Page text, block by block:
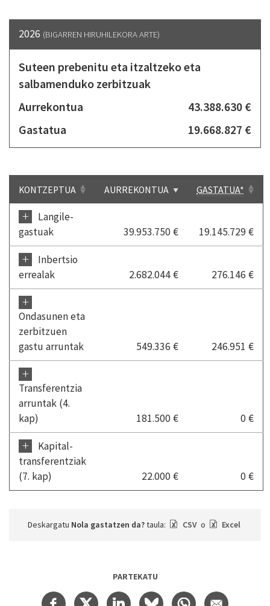
2026 (BIGARREN HIRUHILEKORA ARTE)
Suteen prebenitu eta itzaltzeko eta
salbamenduko zerbitzuak
Aurrekontua
43.388.630 €
Gastatua
19.668.827 €
KONTZEPTUA AURREKONTUA GASTATUA*
+
Langile-
gastuak
39.953.750 € 19.145.729 €
+
Inbertsio
errealak
2.682.044 € 276.146 €
+
Ondasunen eta
zerbitzuen
gastu arruntak
549.336 € 246.951 €
+
Transferentzia
arruntak (4.
kap)
181.500 € 0 €
+
Kapital-
transferentziak
(7. kap)
22.000 € 0 €
Deskargatu Nola gastatzen da?taula: CSV o Excel
PARTEKATU